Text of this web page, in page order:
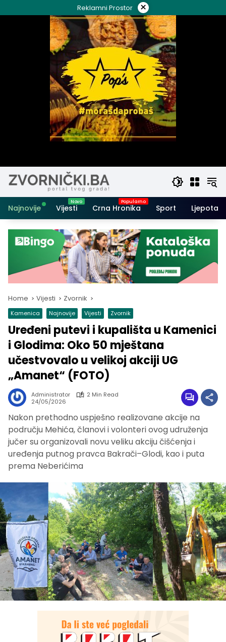
to
Reklamni Prostor ×
Najnovije Vijesti Crna Hronika Sport Ljepota i
Home Vijesti Zvornik
Kamenica Najnovije Vijesti Zvornik
Uređeni putevi i kupališta u Kamenici
i Glodima: Oko 50 mještana
učestvovalo u velikoj akciji UG
„Amanet“ (FOTO)
Administrator
2 Min Read
24/05/2026
Nakon prethodno uspješno realizovane akcije na
području Mehića, članovi i volonteri ovog udruženja
jučer su organizovali novu veliku akciju čišćenja i
uređenja putnog pravca Bakrači–Glodi, kao i puta
prema Neberićima